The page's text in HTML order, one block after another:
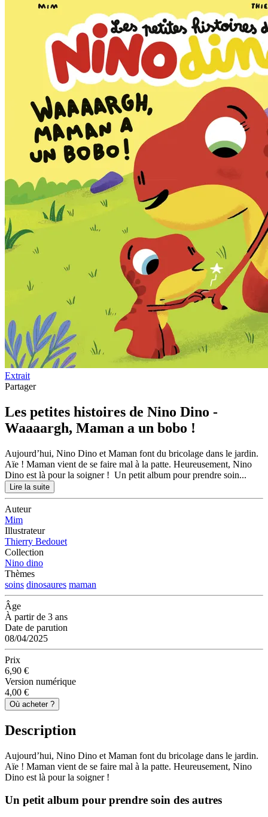
Extrait
Partager
Les petites histoires de Nino Dino -
Waaaargh, Maman a un bobo !
Aujourd’hui, Nino Dino et Maman font du bricolage dans le jardin.
Aïe ! Maman vient de se faire mal à la patte. Heureusement, Nino
Dino est là pour la soigner ! Un petit album pour prendre soin...
Lire la suite
Auteur
Mim
Illustrateur
Thierry Bedouet
Collection
Nino dino
Thèmes
soins dinosaures maman
Âge
À partir de 3 ans
Date de parution
08/04/2025
Prix
6,90 €
Version numérique
4,00 €
Où acheter ?
Description
Aujourd’hui, Nino Dino et Maman font du bricolage dans le jardin.
Aïe ! Maman vient de se faire mal à la patte. Heureusement, Nino
Dino est là pour la soigner !
Un petit album pour prendre soin des autres